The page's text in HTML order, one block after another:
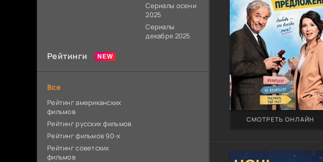
СМОТРЕТЬ ОНЛАЙН
Сериалы осени
2025
Сериалы
декабря 2025
Рейтинги
Все
Рейтинг американских
фильмов
Рейтинг русских фильмов
Рейтинг фильмов 90-х
Рейтинг советских
фильмов